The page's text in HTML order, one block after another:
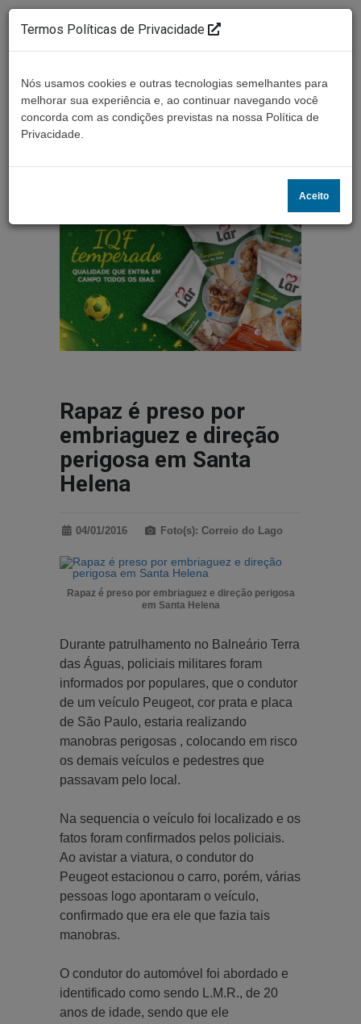
Rapaz é preso por
embriaguez e direção
perigosa em Santa
Helena
04/01/2016 Foto(s): Correio do Lago
Rapaz é preso por embriaguez e direção perigosa
em Santa Helena
Durante patrulhamento no Balneário Terra
das Águas, policiais militares foram
informados por populares, que o condutor
de um veículo Peugeot, cor prata e placa
de São Paulo, estaria realizando
manobras perigosas , colocando em risco
os demais veículos e pedestres que
passavam pelo local.
Na sequencia o veículo foi localizado e os
fatos foram confirmados pelos policiais.
Ao avistar a viatura, o condutor do
Peugeot estacionou o carro, porém, várias
pessoas logo apontaram o veículo,
confirmado que era ele que fazia tais
manobras.
O condutor do automóvel foi abordado e
identificado como sendo L.M.R., de 20
anos de idade, sendo que ele
Termos Políticas de Privacidade
Nós usamos cookies e outras tecnologias semelhantes para
melhorar sua experiência e, ao continuar navegando você
concorda com as condições previstas na nossa Política de
Privacidade.
Aceito